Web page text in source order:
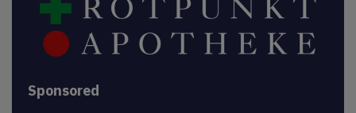
Sponsored